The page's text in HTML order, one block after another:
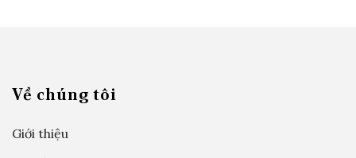
Về chúng tôi
Giới thiệu